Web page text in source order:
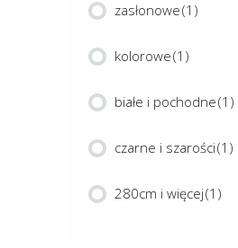
zasłonowe(1)
kolorowe(1)
białe i pochodne(1)
czarne i szarości(1)
280cm i więcej(1)